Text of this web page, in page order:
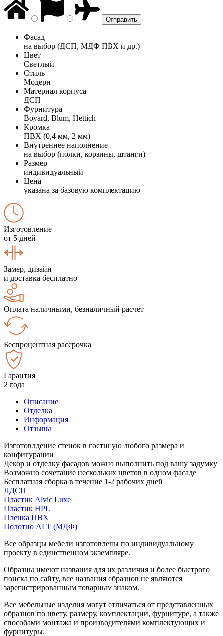
Фасад
на выбор (ДСП, МДФ ПВХ и др.)
Цвет
Светлый
Стиль
Модерн
Материал корпуса
ДСП
Фурнитура
Boyard, Blum, Hettich
Кромка
ПВХ (0,4 мм, 2 мм)
Внутреннее наполнение
на выбор (полки, корзины, штанги)
Размер
индивидуальный
Цена
указана за базовую комплектацию
Изготовление
от 5 дней
Замер, дизайн
и доставка бесплатно
Оплата наличными, безналичный расчёт
Беспроцентная рассрочка
Гарантия
2 года
Описание
Отделка
Информация
Отзывы
Изготовлдение стенок в гостиную любого размера и
конфигурации
Декор и отделку фасадов можно выполнить под вашу задумку
Возможно сочетание нескольких цветов в одном фасаде
Бесплатная сборка в течение 1-2 рабочих дней
ЛДСП
Пластик Alvic Luxe
Пластик HPL
Пленка ПВХ
Полотно АГТ (МДФ)
Все образцы мебели изготовлены по индивидуальному
проекту в единственном экземпляре.
Образцы имеют названия для их различия и более быстрого
поиска по сайту, все названия образцов не являются
зарегистрированным товарным знаком.
Все мебельные изделия могут отличаться от представленных
образцов по цвету, размеру, комплектации, фурнитуре, а также
способами монтажа и производителями комплектующих и
фурнитуры.